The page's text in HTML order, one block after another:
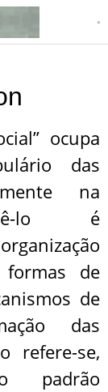
ocupa
das
na
lo é
de
de
das
refere-se,
padrão